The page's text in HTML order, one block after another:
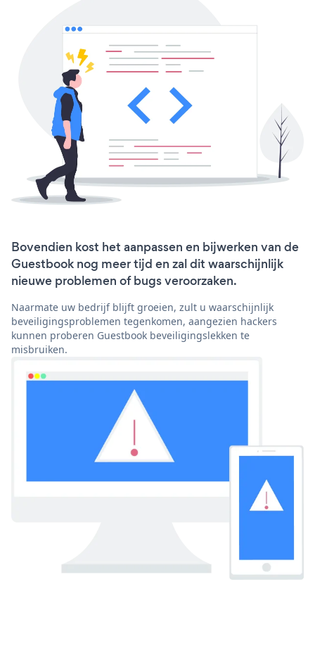
Bovendien kost het aanpassen en bijwerken van de
Guestbook nog meer tijd en zal dit waarschijnlijk
nieuwe problemen of bugs veroorzaken.
Naarmate uw bedrijf blijft groeien, zult u waarschijnlijk
beveiligingsproblemen tegenkomen, aangezien hackers
kunnen proberen Guestbook beveiligingslekken te
misbruiken.